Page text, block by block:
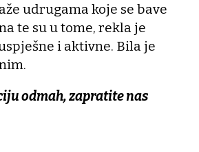
udrugama koje se bave
te su u tome, rekla je
i aktivne. Bila je
odmah, zapratite nas